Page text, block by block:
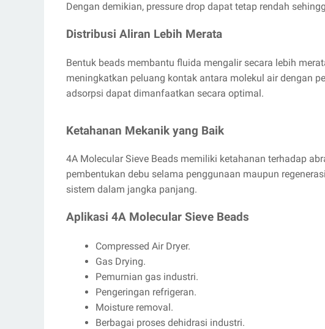
Dengan demikian, pressure drop dapat tetap rendah
Distribusi Aliran Lebih Merata
Bentuk beads membantu fluida mengalir secara lebih
meningkatkan peluang kontak antara molekul air dengan
adsorpsi dapat dimanfaatkan secara optimal.
Ketahanan Mekanik yang Baik
4A Molecular Sieve Beads memiliki ketahanan terhadap
pembentukan debu selama penggunaan maupun
sistem dalam jangka panjang.
Aplikasi 4A Molecular Sieve Beads
Compressed Air Dryer.
Gas Drying.
Pemurnian gas industri.
Pengeringan refrigeran.
Moisture removal.
Berbagai proses dehidrasi industri.